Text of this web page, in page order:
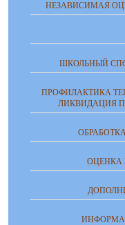
НЕЗАВИСИМАЯ
ШКОЛЬНЫЙ
ПРОФИЛАКТИКА
ЛИКВИДАЦИЯ
ОЦЕНКА